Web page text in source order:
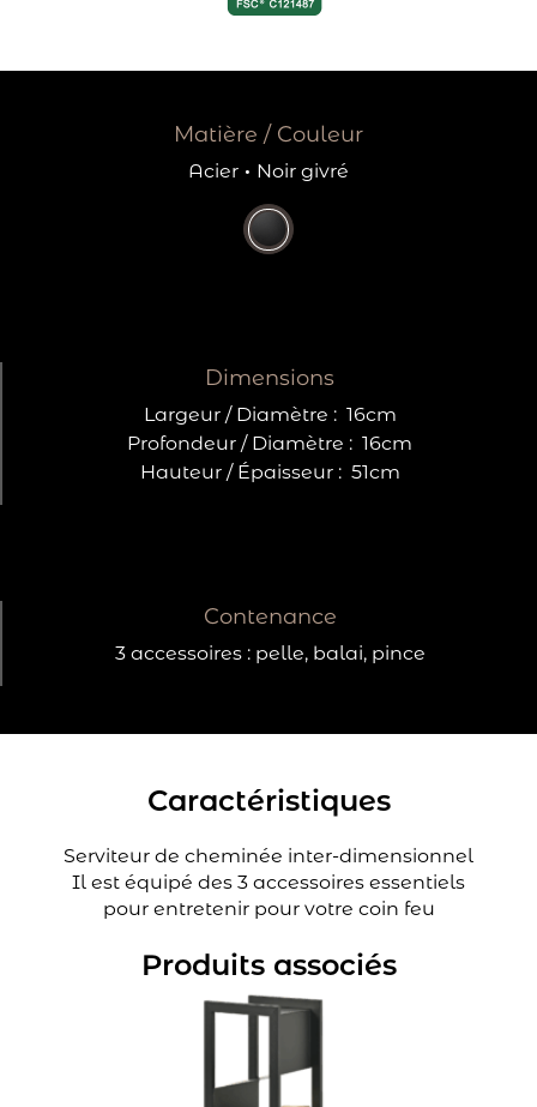
Matière / Couleur
Acier · Noir givré
Dimensions
Largeur / Diamètre : 16cm
Profondeur / Diamètre : 16cm
Hauteur / Épaisseur : 51cm
Contenance
3 accessoires : pelle, balai, pince
Caractéristiques
Serviteur de cheminée inter-dimensionnel
Il est équipé des 3 accessoires essentiels
pour entretenir pour votre coin feu
Produits associés